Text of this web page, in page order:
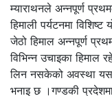
म्याराथनले अन्नपूर्ण
हिमाली पर्यटनमा
जेठो हिमाल अन्नपूर्ण
विभिन्न उचाइका हिमाल
लिन नसकेको अवस्था यस
भनाइ छ ।गण्डकी